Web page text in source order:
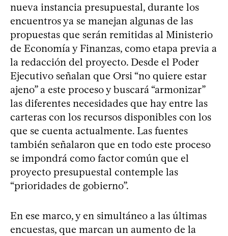
nueva instancia presupuestal, durante los
encuentros ya se manejan algunas de las
propuestas que serán remitidas al Ministerio
de Economía y Finanzas, como etapa previa a
la redacción del proyecto. Desde el Poder
Ejecutivo señalan que Orsi “no quiere estar
ajeno” a este proceso y buscará “armonizar”
las diferentes necesidades que hay entre las
carteras con los recursos disponibles con los
que se cuenta actualmente. Las fuentes
también señalaron que en todo este proceso
se impondrá como factor común que el
proyecto presupuestal contemple las
“prioridades de gobierno”.
En ese marco, y en simultáneo a las últimas
encuestas, que marcan un aumento de la